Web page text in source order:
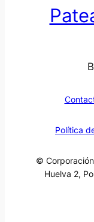
Política
©
Huelva 2,